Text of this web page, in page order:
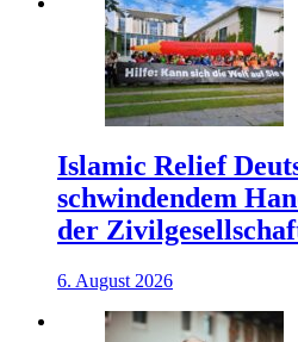
Islamic Relief
schwindendem
der
6. August 2026